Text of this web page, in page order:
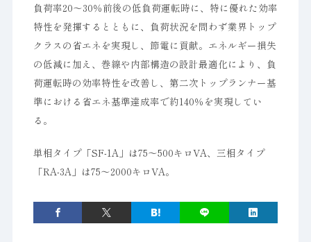
負荷率20～30％前後の低負荷運転時に、特に優れた効率
特性を発揮するとともに、負荷状況を問わず業界トップ
クラスの省エネを実現し、節電に貢献。エネルギー損失
の低減に加え、巻線や内部構造の設計最適化により、負
荷運転時の効率特性を改善し、第二次トップランナー基
準における省エネ基準達成率で約140％を実現してい
る。
単相タイプ「SF-1A」は75～500キロVA、三相タイプ
「RA-3A」は75～2000キロVA。